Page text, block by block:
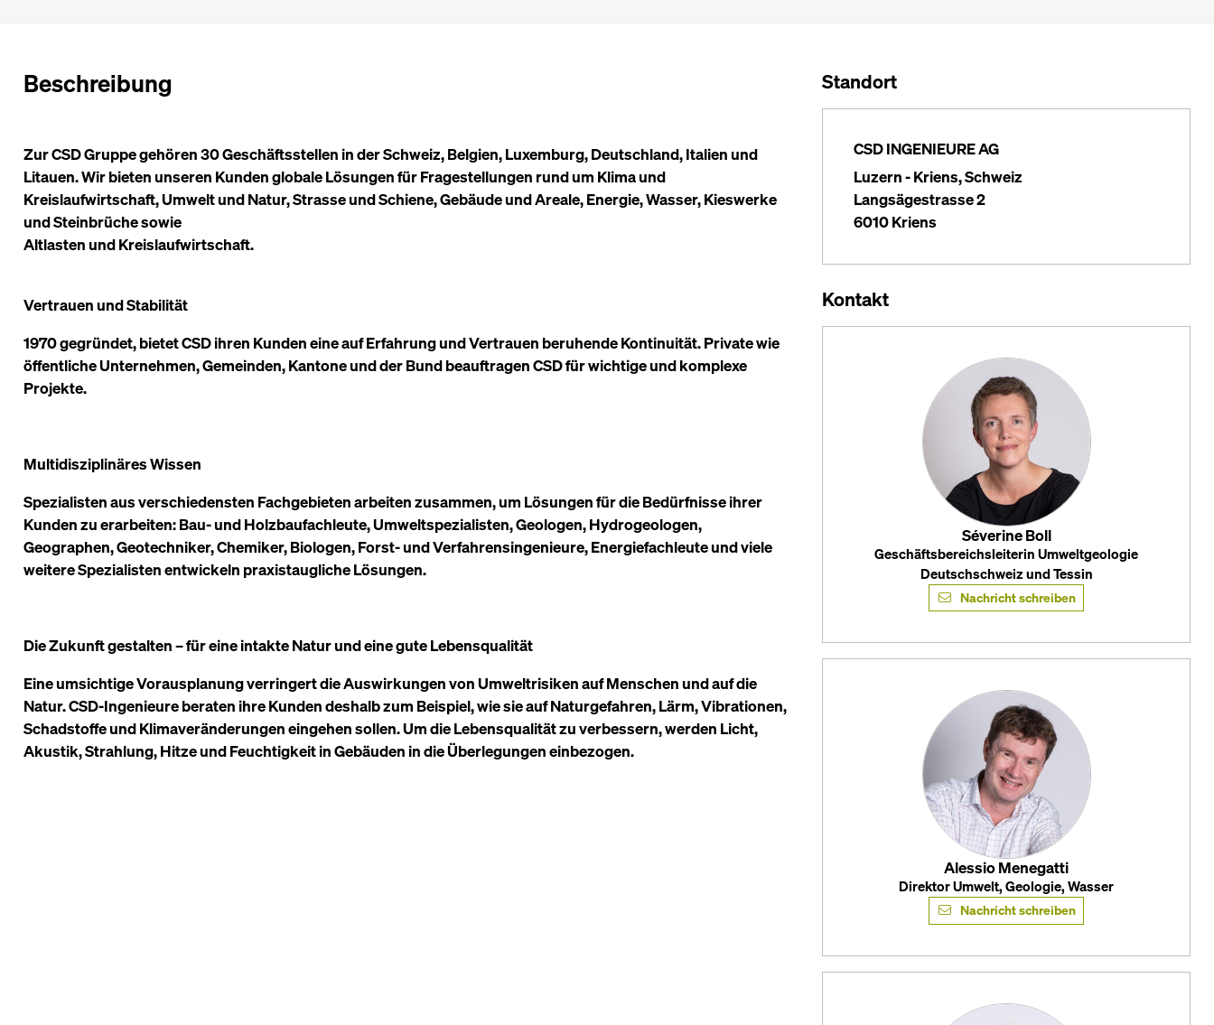
Beschreibung
Zur CSD Gruppe gehören 30 Geschäftsstellen in der Schweiz, Belgien, Luxemburg, Deutschland, Italien und
Litauen. Wir bieten unseren Kunden globale Lösungen für Fragestellungen rund um Klima und
Kreislaufwirtschaft, Umwelt und Natur, Strasse und Schiene, Gebäude und Areale, Energie, Wasser, Kieswerke
und Steinbrüche sowie
Altlasten und Kreislaufwirtschaft.
Vertrauen und Stabilität
1970 gegründet, bietet CSD ihren Kunden eine auf Erfahrung und Vertrauen beruhende Kontinuität. Private wie
öffentliche Unternehmen, Gemeinden, Kantone und der Bund beauftragen CSD für wichtige und komplexe
Projekte.
Multidisziplinäres Wissen
Spezialisten aus verschiedensten Fachgebieten arbeiten zusammen, um Lösungen für die Bedürfnisse ihrer
Kunden zu erarbeiten: Bau- und Holzbaufachleute, Umweltspezialisten, Geologen, Hydrogeologen,
Geographen, Geotechniker, Chemiker, Biologen, Forst- und Verfahrensingenieure, Energiefachleute und viele
weitere Spezialisten entwickeln praxistaugliche Lösungen.
Die Zukunft gestalten – für eine intakte Natur und eine gute Lebensqualität
Eine umsichtige Vorausplanung verringert die Auswirkungen von Umweltrisiken auf Menschen und auf die
Natur. CSD-Ingenieure beraten ihre Kunden deshalb zum Beispiel, wie sie auf Naturgefahren, Lärm, Vibrationen,
Schadstoffe und Klimaveränderungen eingehen sollen. Um die Lebensqualität zu verbessern, werden Licht,
Akustik, Strahlung, Hitze und Feuchtigkeit in Gebäuden in die Überlegungen einbezogen.
Standort
CSD INGENIEURE AG
Luzern - Kriens, Schweiz
Langsägestrasse 2
6010 Kriens
Kontakt
Séverine Boll
Geschäftsbereichsleiterin Umweltgeologie
Deutschschweiz und Tessin
Nachricht schreiben
Alessio Menegatti
Direktor Umwelt, Geologie, Wasser
Nachricht schreiben